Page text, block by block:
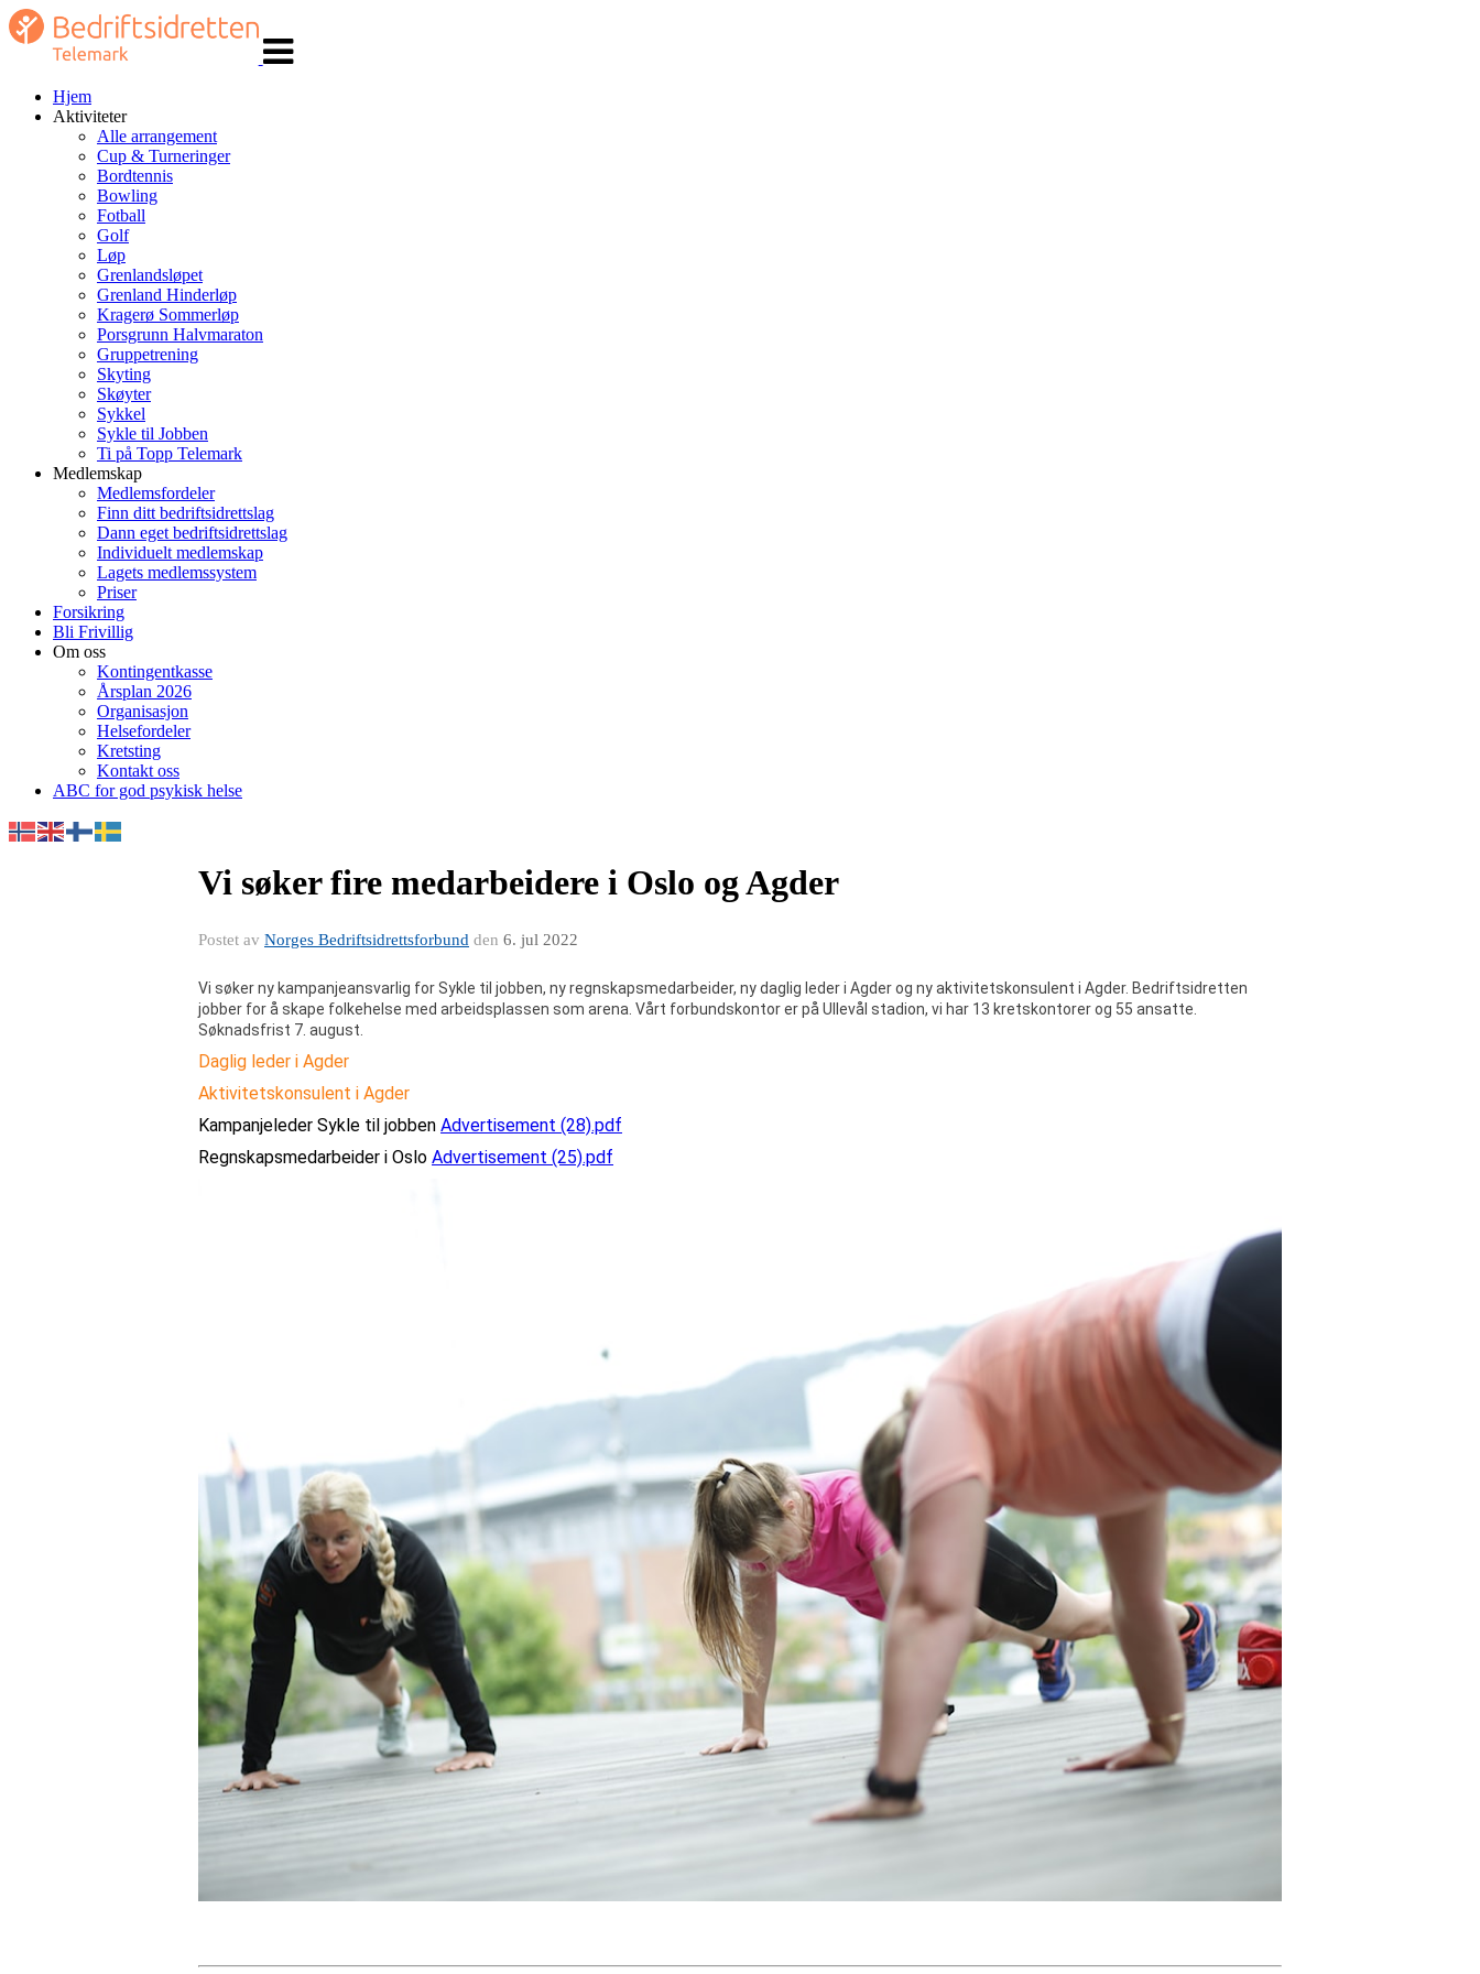
navigasjon
Hjem
Aktiviteter
Alle arrangement
Cup & Turneringer
Bordtennis
Bowling
Fotball
Golf
Løp
Grenlandsløpet
Grenland Hinderløp
Kragerø Sommerløp
Porsgrunn Halvmaraton
Gruppetrening
Skyting
Skøyter
Sykkel
Sykle til Jobben
Ti på Topp Telemark
Medlemskap
Medlemsfordeler
Finn ditt bedriftsidrettslag
Dann eget bedriftsidrettslag
Individuelt medlemskap
Lagets medlemssystem
Priser
Forsikring
Bli Frivillig
Om oss
Kontingentkasse
Årsplan 2026
Organisasjon
Helsefordeler
Kretsting
Kontakt oss
ABC for god psykisk helse
Vi søker fire medarbeidere i Oslo og Agder
Postet av Norges Bedriftsidrettsforbund den 6. jul 2022
Vi søker ny kampanjeansvarlig for Sykle til jobben, ny regnskapsmedarbeider, ny daglig leder i Agder og ny aktivitetskonsulent i Agder. Bedriftsidretten
jobber for å skape folkehelse med arbeidsplassen som arena. Vårt forbundskontor er på Ullevål stadion, vi har 13 kretskontorer og 55 ansatte.
Søknadsfrist 7. august.
Daglig leder i Agder
Aktivitetskonsulent i Agder
Kampanjeleder Sykle til jobben Advertisement (28).pdf
Regnskapsmedarbeider i Oslo Advertisement (25).pdf